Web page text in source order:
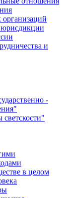
организаций
и
-
в целом